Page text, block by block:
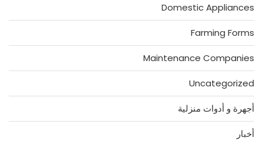
Domestic Appliances
Farming Forms
Maintenance Companies
Uncategorized
أجهرة و أدوات منزلية
أخبار